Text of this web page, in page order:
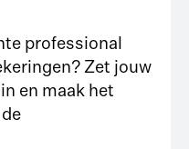
professional
Zet jouw
en maak het